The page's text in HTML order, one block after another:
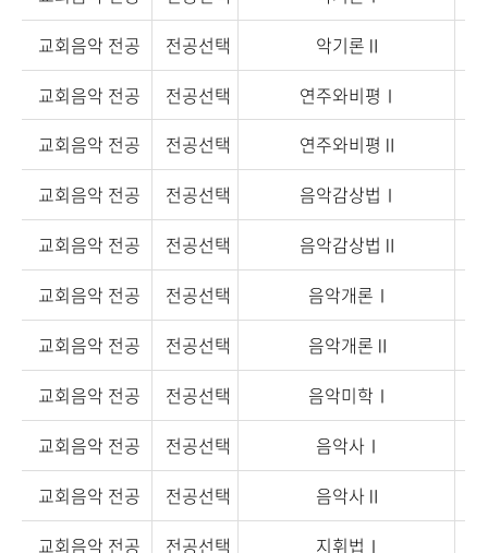
교회음악 전공
전공선택 악기론Ⅱ
교회음악 전공
전공선택 연주와비평Ⅰ
교회음악 전공
전공선택 연주와비평Ⅱ
교회음악 전공
전공선택 음악감상법Ⅰ
교회음악 전공
전공선택 음악감상법Ⅱ
교회음악 전공
전공선택 음악개론Ⅰ
교회음악 전공
전공선택 음악개론Ⅱ
교회음악 전공
전공선택 음악미학Ⅰ
교회음악 전공
전공선택 음악사Ⅰ
교회음악 전공
전공선택 음악사Ⅱ
교회음악 전공
전공선택 지휘법Ⅰ